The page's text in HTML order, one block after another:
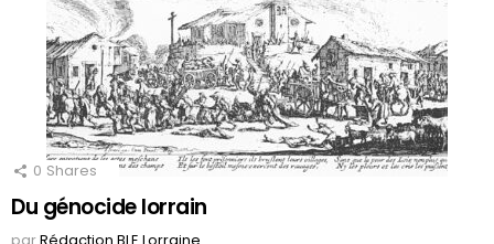
0 Shares
Du génocide lorrain